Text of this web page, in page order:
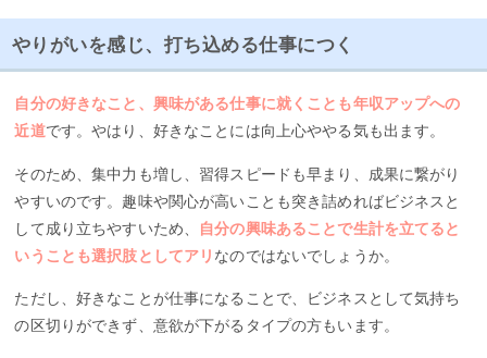
やりがいを感じ、打ち込める仕事につく
自分の好きなこと、興味がある仕事に就くことも年収アップへの
近道です。やはり、好きなことには向上心ややる気も出ます。
そのため、集中力も増し、習得スピードも早まり、成果に繋がり
やすいのです。趣味や関心が高いことも突き詰めればビジネスと
して成り立ちやすいため、
自分の興味あることで生計を立てると
いうことも選択肢としてアリ なのではないでしょうか。
ただし、好きなことが仕事になることで、ビジネスとして気持ち
の区切りができず、意欲が下がるタイプの方もいます。